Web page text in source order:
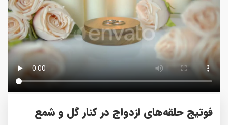
فوتیج حلقه‌های ازدواج در کنار گل و شمع